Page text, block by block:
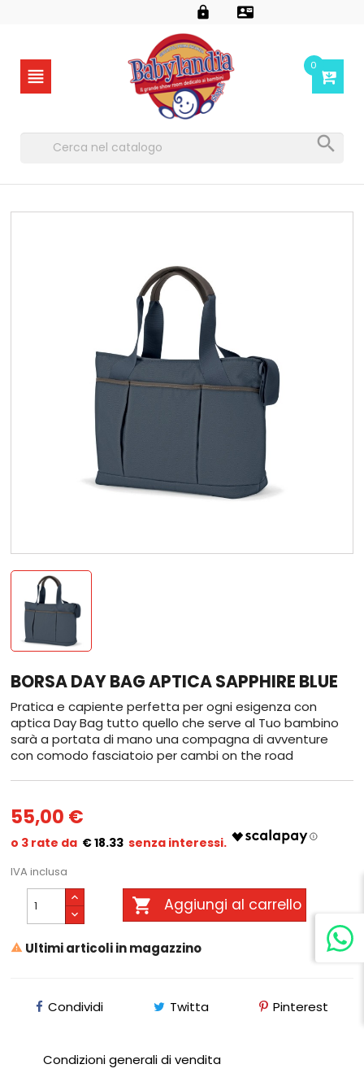
 
 0

BORSA DAY BAG APTICA SAPPHIRE BLUE
Pratica e capiente perfetta per ogni esigenza con
aptica Day Bag tutto quello che serve al Tuo bambino
sarà a portata di mano una compagna di avventure
con comodo fasciatoio per cambi on the road
55,00 €
€ 18.33
IVA inclusa
 Aggiungi al carrello
 Ultimi articoli in magazzino
Condividi Twitta Pinterest
Condizioni generali di vendita